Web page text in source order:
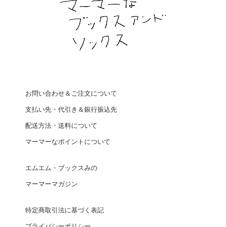
お問い合わせ＆ご注文について
支払い先・代引き＆銀行振込先
配送方法・送料について
マーマーなポイントについて
エムエム・ブックスみの
マーマーマガジン
特定商取引法に基づく表記